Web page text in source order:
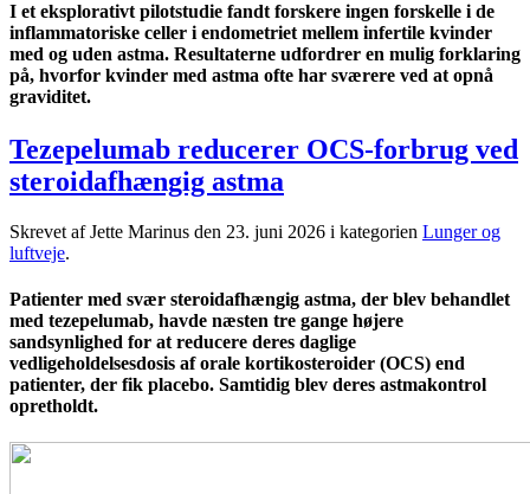
I et eksplorativt pilotstudie fandt forskere ingen forskelle i de
inflammatoriske celler i endometriet mellem infertile kvinder
med og uden astma. Resultaterne udfordrer en mulig forklaring
på, hvorfor kvinder med astma ofte har sværere ved at opnå
graviditet.
Tezepelumab reducerer OCS-forbrug ved
steroidafhængig astma
Skrevet af Jette Marinus den 23. juni 2026 i kategorien Lunger og
luftveje.
Patienter med svær steroidafhængig astma, der blev behandlet
med tezepelumab, havde næsten tre gange højere
sandsynlighed for at reducere deres daglige
vedligeholdelsesdosis af orale kortikosteroider (OCS) end
patienter, der fik placebo. Samtidig blev deres astmakontrol
opretholdt.